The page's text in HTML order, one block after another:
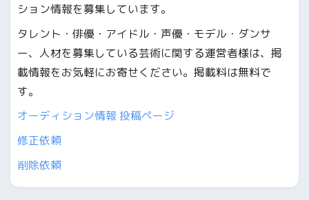
ション情報を募集しています。
タレント・俳優・アイドル・声優・モデル・ダンサ
ー、人材を募集している芸術に関する運営者様は、掲
載情報をお気軽にお寄せください。掲載料は無料で
す。
オーディション情報 投稿ページ
修正依頼
削除依頼